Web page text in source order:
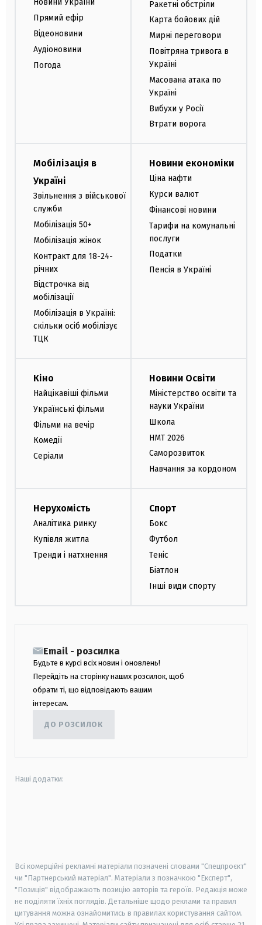
Новини України
Прямий ефір
Відеоновини
Аудіоновини
Погода
Ракетні обстріли
Карта бойових дій
Мирні переговори
Повітряна тривога в
Україні
Масована атака по
Україні
Вибухи у Росії
Втрати ворога
Мобілізація в
Україні
Звільнення з військової
служби
Мобілізація 50+
Мобілізація жінок
Контракт для 18-24-
річних
Відстрочка від
мобілізації
Мобілізація в Україні:
скільки осіб мобілізує
ТЦК
Новини економіки
Ціна нафти
Курси валют
Фінансові новини
Тарифи на комунальні
послуги
Податки
Пенсія в Україні
Кіно
Найцікавіші фільми
Українські фільми
Фільми на вечір
Комедії
Серіали
Новини Освіти
Міністерство освіти та
науки України
Школа
НМТ 2026
Саморозвиток
Навчання за кордоном
Нерухомість
Аналітика ринку
Купівля житла
Тренди і натхнення
Спорт
Бокс
Футбол
Теніс
Біатлон
Інші види спорту
Email - розсилка
Будьте в курсі всіх новин і оновлень!
Перейдіть на сторінку наших розсилок, щоб
обрати ті, що відповідають вашим
інтересам.
ДО РОЗСИЛОК
Наші додатки:
Всі комерційні рекламні матеріали позначені словами "Спецпроєкт"
чи "Партнерський матеріал". Матеріали з позначкою "Експерт",
"Позиція" відображають позицію авторів та героїв. Редакція може
не поділяти їхніх поглядів. Детальніше щодо реклами та правил
цитування можна ознайомитись в правилах користування сайтом.